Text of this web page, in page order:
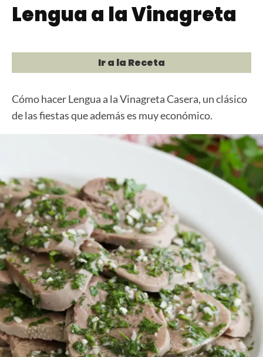
Lengua a la Vinagreta
Ir a la Receta
Cómo hacer Lengua a la Vinagreta Casera, un clásico
de las fiestas que además es muy económico.